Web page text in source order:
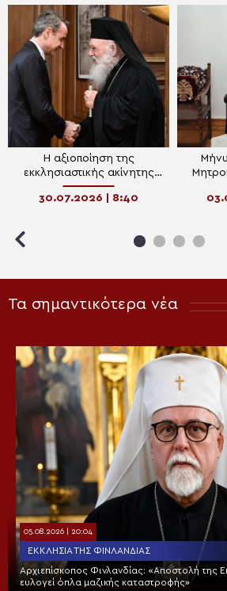
Η αξιοποίηση της
εκκλησιαστικής ακίνητης
περιουσίας στο “μενού” του
δείπνου Μητσοτάκη-
30.07.2026 | 8:40
Κοινή
Τα σημαντικότερα νέα
05.08.2026 | 20:04
ΕΚΚΛΗΣΊΑ ΤΗΣ ΦΙΝΛΑΝΔΊΑΣ
Αρχιεπίσκοπος Φινλανδίας: «Αποστολή της
ευλογεί όπλα μαζικής καταστροφής»